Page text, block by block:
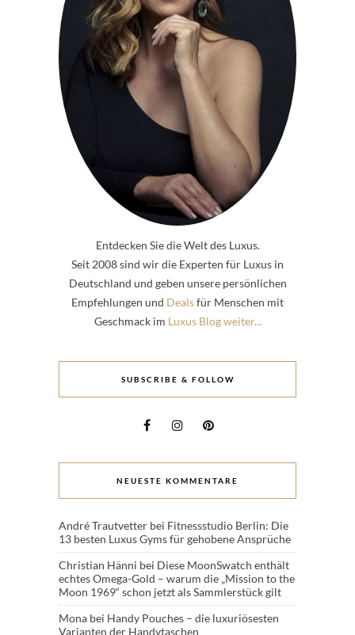
Entdecken Sie die Welt des Luxus.
Seit 2008 sind wir die Experten für Luxus in
Deutschland und geben unsere persönlichen
Empfehlungen und Dealsfür Menschen mit
Geschmack im Luxus Blog weiter...
SUBSCRIBE & FOLLOW
NEUESTE KOMMENTARE
André Trautvetter bei Fitnessstudio Berlin: Die
13 besten Luxus Gyms für gehobene Ansprüche
Christian Hänni bei Diese MoonSwatch enthält
echtes Omega-Gold – warum die „Mission to the
Moon 1969“ schon jetzt als Sammlerstück gilt
Mona bei Handy Pouches – die luxuriösesten
Varianten der Handytaschen